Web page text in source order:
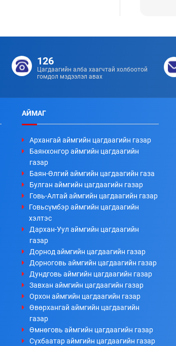
126
Цагдаагийн алба хаагчтай холбоотой
гомдол мэдээлэл авах
АЙМАГ
Архангай аймгийн цагдаагийн газар
Баянхонгор аймгийн цагдаагийн
газар
Баян-Өлгий аймгийн цагдаагийн газа
Булган аймгийн цагдаагийн газар
Говь-Алтай аймгийн цагдаагийн газар
Говьсүмбэр аймгийн цагдаагийн
хэлтэс
Дархан-Уул аймгийн цагдаагийн
газар
Дорнод аймгийн цагдаагийн газар
Дорноговь аймгийн цагдаагийн газар
Дундговь аймгийн цагдаагийн газар
Завхан аймгийн цагдаагийн газар
Орхон аймгийн цагдаагийн газар
Өвөрхангай аймгийн цагдаагийн
газар
Өмнөговь аймгийн цагдаагийн газар
Сүхбаатар аймгийн цагдаагийн газар